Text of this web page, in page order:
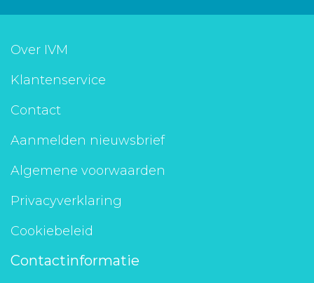
Over IVM
Klantenservice
Contact
Aanmelden nieuwsbrief
Algemene voorwaarden
Privacyverklaring
Cookiebeleid
Contactinformatie